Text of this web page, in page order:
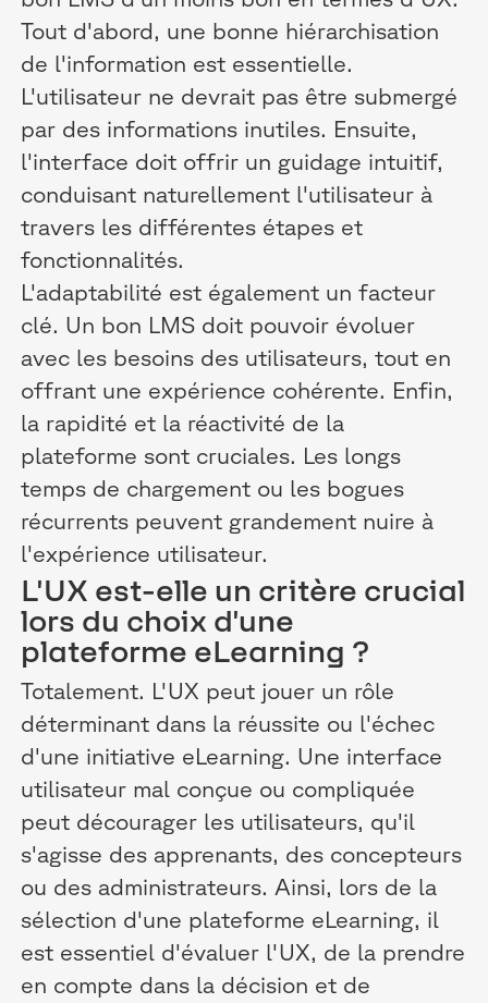
Tout d'abord, une bonne hiérarchisation
de l'information est essentielle.
L'utilisateur ne devrait pas être submergé
par des informations inutiles. Ensuite,
l'interface doit offrir un guidage intuitif,
conduisant naturellement l'utilisateur à
travers les différentes étapes et
fonctionnalités.
L'adaptabilité est également un facteur
clé. Un bon LMS doit pouvoir évoluer
avec les besoins des utilisateurs, tout en
offrant une expérience cohérente. Enfin,
la rapidité et la réactivité de la
plateforme sont cruciales. Les longs
temps de chargement ou les bogues
récurrents peuvent grandement nuire à
l'expérience utilisateur.
L'UX est-elle un critère crucial
lors du choix d'une
plateforme eLearning ?
Totalement. L'UX peut jouer un rôle
déterminant dans la réussite ou l'échec
d'une initiative eLearning. Une interface
utilisateur mal conçue ou compliquée
peut décourager les utilisateurs, qu'il
s'agisse des apprenants, des concepteurs
ou des administrateurs. Ainsi, lors de la
sélection d'une plateforme eLearning, il
est essentiel d'évaluer l'UX, de la prendre
en compte dans la décision et de